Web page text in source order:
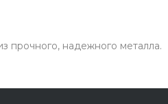
прочного, надежного металла.